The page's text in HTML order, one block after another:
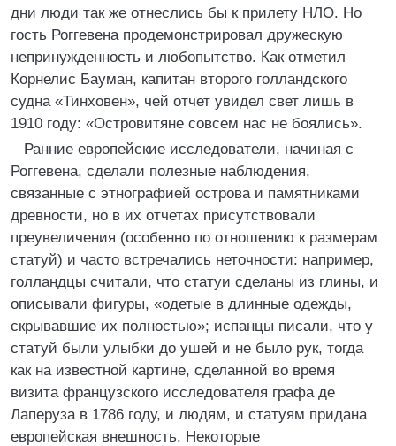
дни люди так же отнеслись бы к прилету НЛО. Но
гость Роггевена продемонстрировал дружескую
непринужденность и любопытство. Как отметил
Корнелис Бауман, капитан второго голландского
судна «Тинховен», чей отчет увидел свет лишь в
1910 году: «Островитяне совсем нас не боялись».
Ранние европейские исследователи, начиная с
Роггевена, сделали полезные наблюдения,
связанные с этнографией острова и памятниками
древности, но в их отчетах присутствовали
преувеличения (особенно по отношению к размерам
статуй) и часто встречались неточности: например,
голландцы считали, что статуи сделаны из глины, и
описывали фигуры, «одетые в длинные одежды,
скрывавшие их полностью»; испанцы писали, что у
статуй были улыбки до ушей и не было рук, тогда
как на известной картине, сделанной во время
визита французского исследователя графа де
Лаперуза в 1786 году, и людям, и статуям придана
европейская внешность. Некоторые